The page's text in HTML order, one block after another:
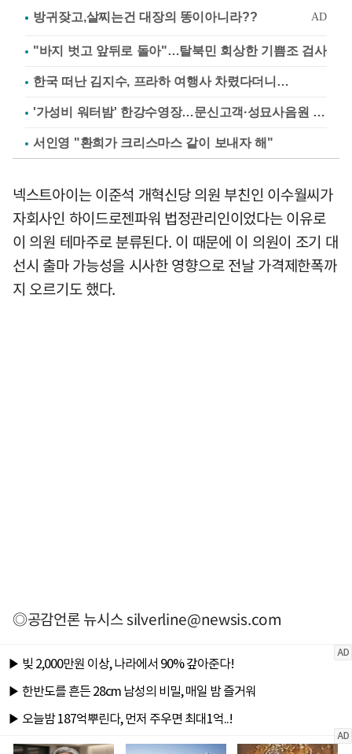
"바지 벗고 앞뒤로 돌아"…탈북민 회상한 기쁨조 검사
한국 떠난 김지수, 프라하 여행사 차렸다더니…
'가성비 워터밤' 한강수영장…문신고객·성묘사음원 민원
서인영 "환희가 크리스마스 같이 보내자 해"
넥스트아이는 이준석 개혁신당 의원 부친인 이수월씨가
자회사인 하이드로젠파워 법정관리인이었다는 이유로
이 의원 테마주로 분류된다. 이 때문에 이 의원이 조기 대
선시 출마 가능성을 시사한 영향으로 전날 가격제한폭까
지 오르기도 했다.
◎공감언론 뉴시스silverline@newsis.com